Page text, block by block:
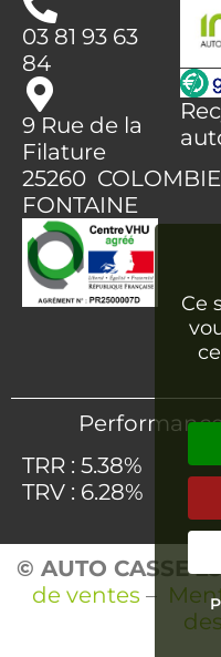
03 81 93 63
84
9 Rue de la
Filature
25260
FONTAINE
TRR : 5.38%
TRV : 6.28%
© AUTO CASSE 25
de ventes –
Ce